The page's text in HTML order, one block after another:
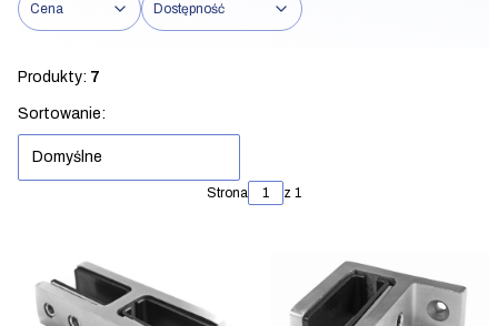
Cena Dostępność
Produkty: 7
Lista produktów
Sortowanie:
Domyślne
Strona z 1